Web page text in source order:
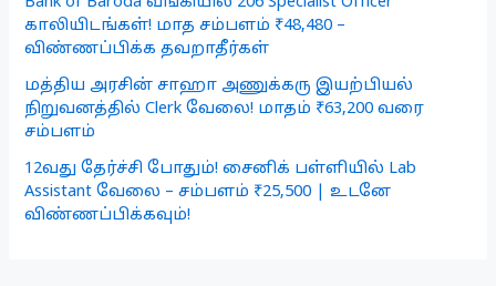
காலியிடங்கள்! மாத சம்பளம் ₹48,480 –
விண்ணப்பிக்க தவறாதீர்கள்
மத்திய அரசின் சாஹா அணுக்கரு இயற்பியல்
நிறுவனத்தில் Clerk வேலை! மாதம் ₹63,200 வரை
சம்பளம்
12வது தேர்ச்சி போதும்! சைனிக் பள்ளியில் Lab
Assistant வேலை – சம்பளம் ₹25,500 | உடனே
விண்ணப்பிக்கவும்!